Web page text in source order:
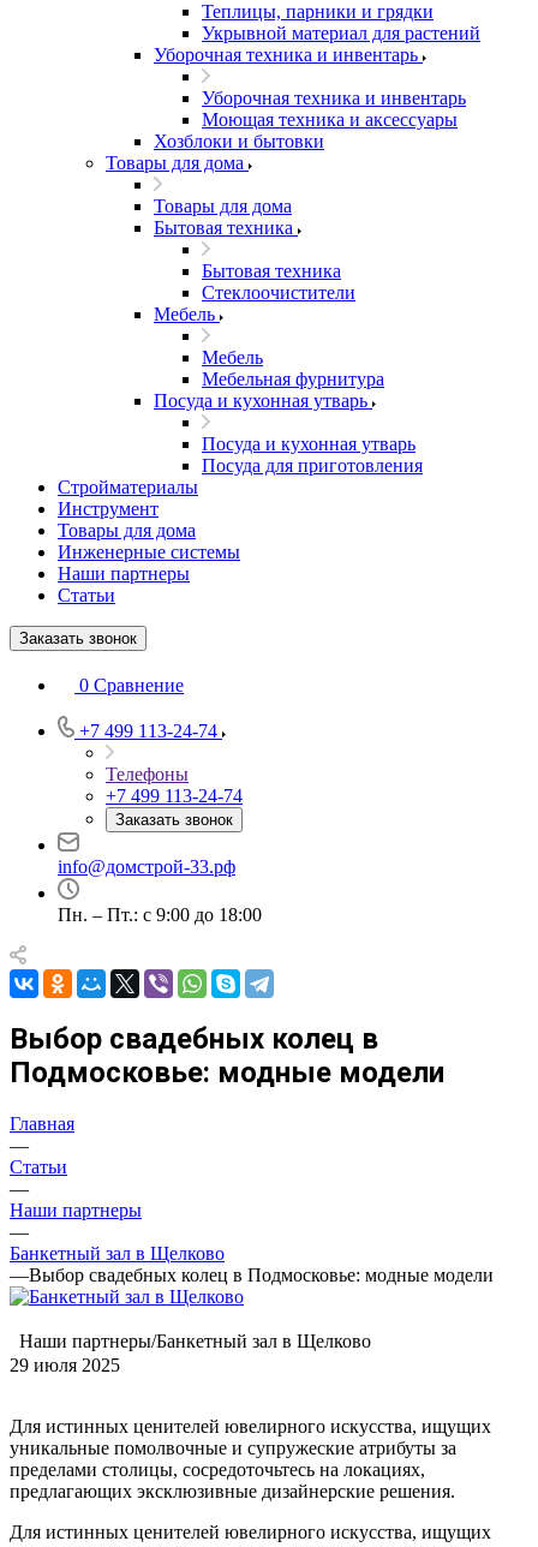
Теплицы, парники и грядки
Укрывной материал для растений
Уборочная техника и инвентарь
Уборочная техника и инвентарь
Моющая техника и аксессуары
Хозблоки и бытовки
Товары для дома
Товары для дома
Бытовая техника
Бытовая техника
Стеклоочистители
Мебель
Мебель
Мебельная фурнитура
Посуда и кухонная утварь
Посуда и кухонная утварь
Посуда для приготовления
Стройматериалы
Инструмент
Товары для дома
Инженерные системы
Наши партнеры
Статьи
Заказать звонок
0 Сравнение
+7 499 113-24-74
Телефоны
+7 499 113-24-74
Заказать звонок
info@домстрой-33.рф
Пн. – Пт.: с 9:00 до 18:00
Выбор свадебных колец в
Подмосковье: модные модели
Главная
—
Статьи
—
Наши партнеры
—
Банкетный зал в Щелково
—Выбор свадебных колец в Подмосковье: модные модели
Наши партнеры/Банкетный зал в Щелково
29 июля 2025
Для истинных ценителей ювелирного искусства, ищущих
уникальные помолвочные и супружеские атрибуты за
пределами столицы, сосредоточьтесь на локациях,
предлагающих эксклюзивные дизайнерские решения.
Для истинных ценителей ювелирного искусства, ищущих